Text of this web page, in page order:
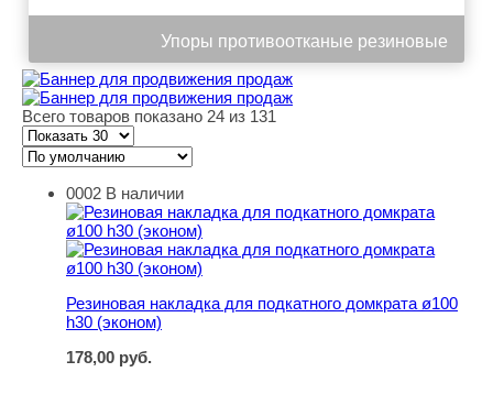
Упоры противоотканые резиновые
Всего товаров показано 24 из 131
Резиновая накладка для подкатного домкрата ø100
0002 В наличии
Резиновая накладка для подкатного домкрата ø100
h30 (эконом)
178,00 руб.